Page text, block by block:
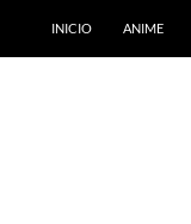
INICIO ANIME